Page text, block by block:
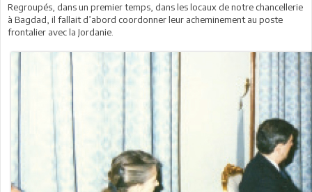
Regroupés, dans un premier temps, dans les locaux de notre chancellerie
à Bagdad, il fallait d’abord coordonner leur acheminement au poste
frontalier avec la Jordanie.